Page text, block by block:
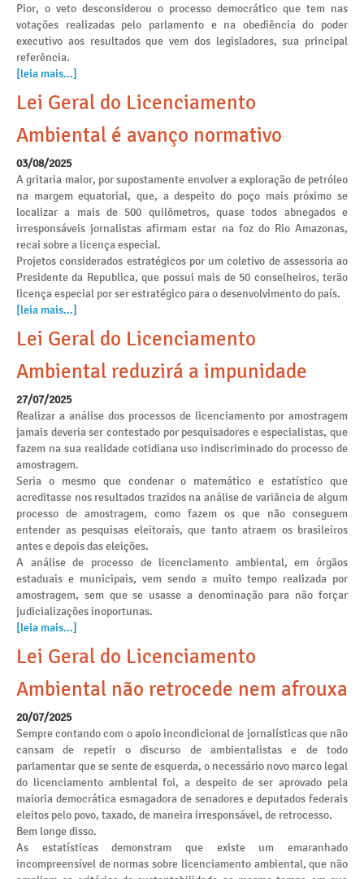
Pior, o veto desconsiderou o processo democrático que tem nas
votações realizadas pelo parlamento e na obediência do poder
executivo aos resultados que vem dos legisladores, sua principal
referência.
[leia mais...]
Lei Geral do Licenciamento
Ambiental é avanço normativo
03/08/2025
A gritaria maior, por supostamente envolver a exploração de petróleo
na margem equatorial, que, a despeito do poço mais próximo se
localizar a mais de 500 quilômetros, quase todos abnegados e
irresponsáveis jornalistas afirmam estar na foz do Rio Amazonas,
recai sobre a licença especial.
Projetos considerados estratégicos por um coletivo de assessoria ao
Presidente da Republica, que possui mais de 50 conselheiros, terão
licença especial por ser estratégico para o desenvolvimento do país.
[leia mais...]
Lei Geral do Licenciamento
Ambiental reduzirá a impunidade
27/07/2025
Realizar a análise dos processos de licenciamento por amostragem
jamais deveria ser contestado por pesquisadores e especialistas, que
fazem na sua realidade cotidiana uso indiscriminado do processo de
amostragem.
Seria o mesmo que condenar o matemático e estatístico que
acreditasse nos resultados trazidos na análise de variância de algum
processo de amostragem, como fazem os que não conseguem
entender as pesquisas eleitorais, que tanto atraem os brasileiros
antes e depois das eleições.
A análise de processo de licenciamento ambiental, em órgãos
estaduais e municipais, vem sendo a muito tempo realizada por
amostragem, sem que se usasse a denominação para não forçar
judicializações inoportunas.
[leia mais...]
Lei Geral do Licenciamento
Ambiental não retrocede nem afrouxa
20/07/2025
Sempre contando com o apoio incondicional de jornalísticas que não
cansam de repetir o discurso de ambientalistas e de todo
parlamentar que se sente de esquerda, o necessário novo marco legal
do licenciamento ambiental foi, a despeito de ser aprovado pela
maioria democrática esmagadora de senadores e deputados federais
eleitos pelo povo, taxado, de maneira irresponsável, de retrocesso.
Bem longe disso.
As estatísticas demonstram que existe um emaranhado
incompreensível de normas sobre licenciamento ambiental, que não